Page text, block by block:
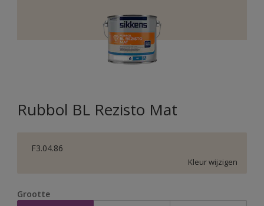
Rubbol BL Rezisto Mat
F3.04.86
Kleur wijzigen
Grootte